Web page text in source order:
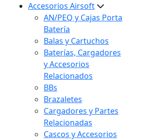
Accesorios Airsoft
AN/PEQ y Cajas Porta
Batería
Balas y Cartuchos
Baterías, Cargadores
y Accesorios
Relacionados
BBs
Brazaletes
Cargadores y Partes
Relacionadas
Cascos y Accesorios